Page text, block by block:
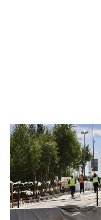
путепровода через
компанией «Мостострой-
Лангепасе, мы помогали
Излучинске, а в Томской
реку Кайма», — рассказал
Владимир Хвостанцев.
во Дворце искусств прошло
лучших представителей
заслуженные награды.
поздравил строителей:
имеет особое значение.